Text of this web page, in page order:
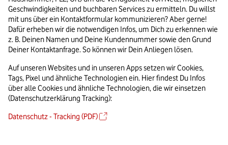
Geschwindigkeiten und buchbaren Services zu ermitteln. Du willst
mit uns über ein Kontaktformular kommunizieren? Aber gerne!
Dafür erheben wir die notwendigen Infos, um Dich zu erkennen wie
z. B. Deinen Namen und Deine Kundennummer sowie den Grund
Deiner Kontaktanfrage. So können wir Dein Anliegen lösen.
Auf unseren Websites und in unseren Apps setzen wir Cookies,
Tags, Pixel und ähnliche Technologien ein. Hier findest Du Infos
über alle Cookies und ähnliche Technologien, die wir einsetzen
(Datenschutzerklärung Tracking):
Datenschutz - Tracking (PDF)